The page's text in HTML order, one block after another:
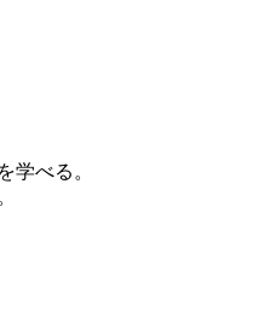
学べる。